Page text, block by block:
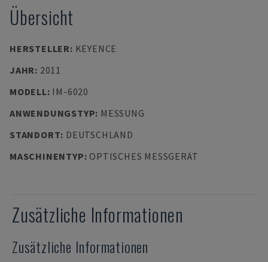
Übersicht
HERSTELLER: KEYENCE
JAHR: 2011
MODELL: IM-6020
ANWENDUNGSTYP: MESSUNG
STANDORT: DEUTSCHLAND
MASCHINENTYP: OPTISCHES MESSGERÄT
Zusätzliche Informationen
Zusätzliche Informationen